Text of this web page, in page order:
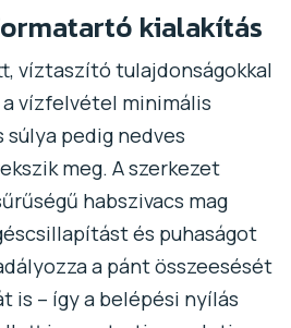
kialakítás
víztaszító tulajdonságokkal
vízfelvétel minimális
súlya pedig nedves
meg. A szerkezet
habszivacs mag
és puhaságot
a pánt összeesését
is – így a belépési nyílás